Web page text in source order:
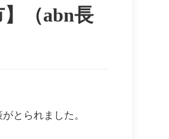
（abn長
とられました。